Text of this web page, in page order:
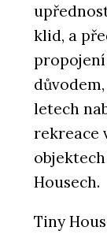
klid, a
letech
rekreace
Housech.
Tiny